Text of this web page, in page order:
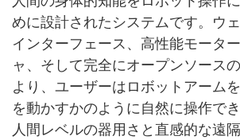
めに設計されたシステムです。ウ
インターフェース、高性能モータ
ャ、そして完全にオープンソース
より、ユーザーはロボットアーム
を動かすかのように自然に操作でき
人間レベルの器用さと直感的な遠